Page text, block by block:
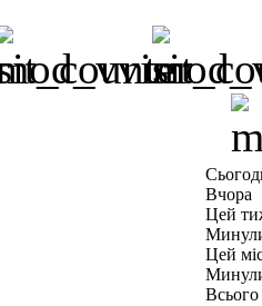
Вчора
Цей
Цей
Всього